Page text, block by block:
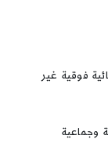
فوقية غير
وجماعية